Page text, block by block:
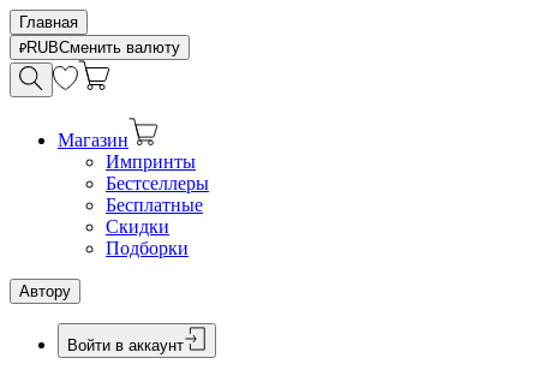
Главная
RUBСменить валюту
Магазин
Импринты
Бестселлеры
Бесплатные
Скидки
Подборки
Автору
Войти в аккаунт